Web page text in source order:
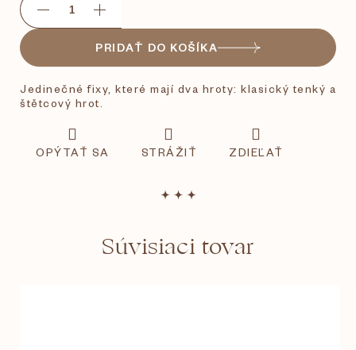
PRIDAŤ DO KOŠÍKA
Jedinečné fixy, které mají dva hroty: klasický tenký a
štětcový hrot.
OPÝTAŤ SA STRÁŽIŤ ZDIEĽAŤ
Súvisiaci tovar